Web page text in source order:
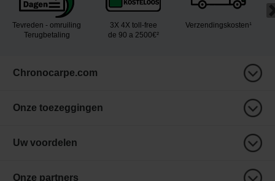
Tevreden - omruiling
Terugbetaling
3X 4X toll-free
de 90 a 2500€²
Verzendingskosten¹
Chronocarpe.com
Onze toezeggingen
Uw voordelen
Onze partners